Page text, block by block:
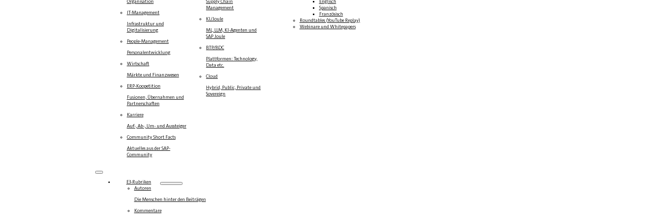
IT-Management
Infrastruktur und
Digitalisierung
People-Management
Personalentwicklung
Wirtschaft
Märkte und Finanzwesen
ERP-Koopetition
Fusionen, Übernahmen und
Partnerschaften
Karriere
Auf-, Ab-, Um- und Aussteiger
Community Short Facts
Aktuelles aus der SAP-
Community
Management
KI/Joule
ML, LLM, KI-Agenten und
SAP Joule
BTP/BDC
Plattformen: Technology,
Data etc.
Cloud
Hybrid, Public, Private und
Sovereign
Spanisch
Französisch
Roundtables (YouTube Replay)
Webinare und Whitepapers
E3-Rubriken
Autoren
Die Menschen hinter den Beiträgen
Kommentare